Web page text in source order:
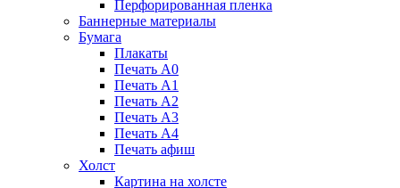
Перфорированная пленка
Баннерные материалы
Бумага
Плакаты
Печать А0
Печать А1
Печать А2
Печать А3
Печать А4
Печать афиш
Холст
Картина на холсте